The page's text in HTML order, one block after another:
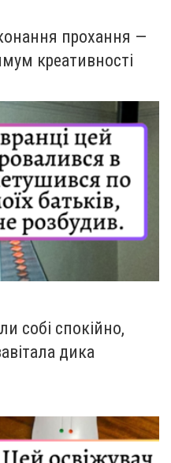
прохання —
креативності
собі спокійно,
дика